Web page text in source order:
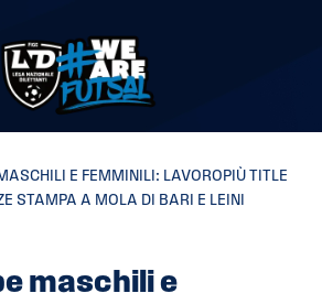
E FEMMINILI: LAVOROPIÙ TITLE
STAMPA A MOLA DI BARI E LEINI
maschili e